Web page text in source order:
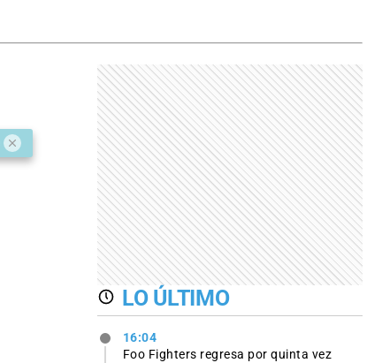
LO ÚLTIMO
16:04
Foo Fighters regresa por quinta vez